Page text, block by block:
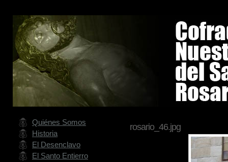
rosario_46.jpg
Quiénes Somos
Historia
El Desenclavo
El Santo Entierro